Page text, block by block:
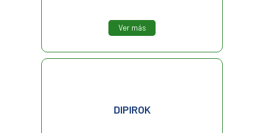
Ver más
DIPIROK